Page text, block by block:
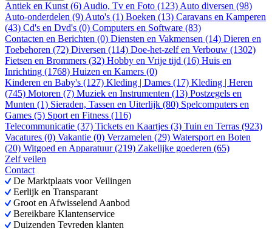
Antiek en Kunst (6) Audio, Tv en Foto (123) Auto diversen (98)
Auto-onderdelen (9) Auto's (1) Boeken (13) Caravans en Kamperen
(43) Cd's en Dvd's (0) Computers en Software (83)
Contacten en Berichten (0) Diensten en Vakmensen (14) Dieren en
Toebehoren (72) Diversen (114) Doe-het-zelf en Verbouw (1302)
Fietsen en Brommers (32) Hobby en Vrije tijd (16) Huis en
Inrichting (1768) Huizen en Kamers (0)
Kinderen en Baby's (127) Kleding | Dames (17) Kleding | Heren
(745) Motoren (7) Muziek en Instrumenten (13) Postzegels en
Munten (1) Sieraden, Tassen en Uiterlijk (80) Spelcomputers en
Games (5) Sport en Fitness (116)
Telecommunicatie (37) Tickets en Kaartjes (3) Tuin en Terras (923)
Vacatures (0) Vakantie (0) Verzamelen (29) Watersport en Boten
(20) Witgoed en Apparatuur (219) Zakelijke goederen (65)
Zelf veilen
Contact
De Marktplaats voor Veilingen
Eerlijk en Transparant
Groot en Afwisselend Aanbod
Bereikbare Klantenservice
Duizenden Tevreden klanten